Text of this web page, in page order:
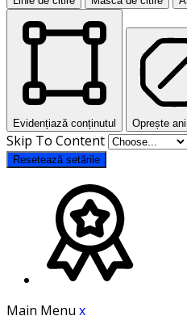
Evidențiază conținutul Oprește
Skip To Content
Resetează setările
Main Menu x